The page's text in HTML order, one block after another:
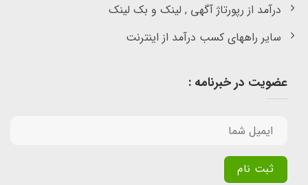
درآمد از رپورتاژ آگهی , لینک و بک لینک
سایر راههای کسب درآمد از اینترنت
عضویت در خبرنامه :